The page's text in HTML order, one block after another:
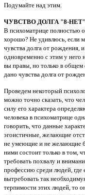
Подумайте над этим.
ЧУВСТВО ДОЛГА "8-
В психоматрице полностью
хорошо? Не удивлюсь, если
чувства долга от рождения,
одновременно с этим у него
вы правы, но только в общем
дано чувства долга от
Проведем некоторый
можно точно сказать, что
силу его характера
человека в психоматрице
говорить, что данные
эгоистичные, желающие
не умеющие и не желающие
ними состоит только в том,
требовать похвалу и
профессию среди людей, где
вытребовать так
терпимости этих людей, то